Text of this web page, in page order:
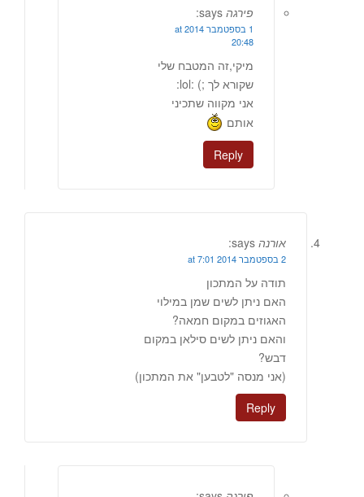
פירגה says:
1 בספטמבר 2014 at
20:48
מיקי,זה המטבח שלי
שקורא לך ;) :lol:
אני מקווה שתכיני
אותם
Reply
אורנה says:
2 בספטמבר 2014 at 7:01
תודה על המתכון
האם ניתן לשים שמן במילוי
האגוזים במקום חמאה?
והאם ניתן לשים סילאן במקום
דבש?
(אני מנסה "לטבען" את המתכון)
Reply